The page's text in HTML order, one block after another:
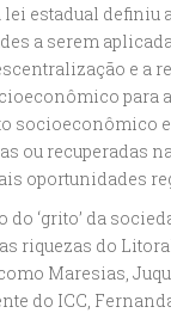
estadual definiu
a serem
e a
para
socioeconômico
ou recuperadas
oportunidades
do ‘grito’ da
riquezas do
Maresias,
do ICC,